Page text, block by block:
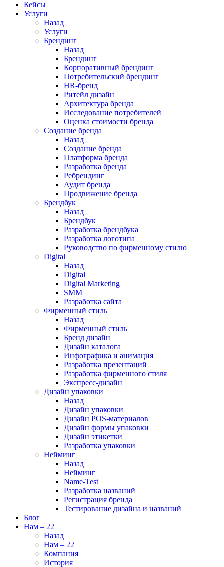
Кейсы
Услуги
Назад
Услуги
Брендинг
Назад
Брендинг
Корпоративный брендинг
Потребительский брендинг
НR-бренд
Ритейл дизайн
Архитектура бренда
Исследование потребителей
Оценка стоимости бренда
Создание бренда
Назад
Создание бренда
Платформа бренда
Разработка бренда
Ребрендинг
Аудит бренда
Продвижение бренда
Брендбук
Назад
Брендбук
Разработка брендбука
Разработка логотипа
Руководство по фирменному стилю
Digital
Назад
Digital
Digital Marketing
SMM
Разработка сайта
Фирменный стиль
Назад
Фирменный стиль
Бренд дизайн
Дизайн каталога
Инфографика и анимация
Разработка презентаций
Разработка фирменного стиля
Экспресс-дизайн
Дизайн упаковки
Назад
Дизайн упаковки
Дизайн POS-материалов
Дизайн формы упаковки
Дизайн этикетки
Разработка упаковки
Нейминг
Назад
Нейминг
Name-Test
Разработка названий
Регистрация бренда
Тестирование дизайна и названий
Блог
Нам – 22
Назад
Нам – 22
Компания
История